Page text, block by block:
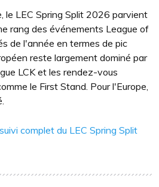
le LEC Spring Split 2026 parvient
rang des événements League of
de l'année en termes de pic
reste largement dominé par
LCK et les rendez-vous
le First Stand. Pour l'Europe,
complet du LEC Spring Split